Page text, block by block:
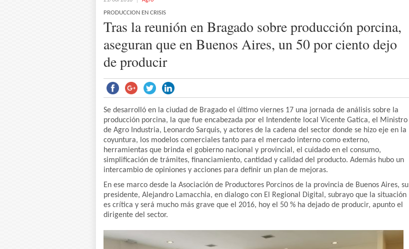
PRODUCCION EN CRISIS
Tras la reunión en Bragado sobre producción porcina,
aseguran que en Buenos Aires, un 50 por ciento dejo
de producir
Se desarrolló en la ciudad de Bragado el último viernes 17 una jornada de análisis sobre la
producción porcina, la que fue encabezada por el Intendente local Vicente Gatica, el Ministro
de Agro Industria, Leonardo Sarquis, y actores de la cadena del sector donde se hizo eje en la
coyuntura, los modelos comerciales tanto para el mercado interno como externo,
herramientas que brinda el gobierno nacional y provincial, el cuidado en el consumo,
simplificación de trámites, financiamiento, cantidad y calidad del producto. Además hubo un
intercambio de opiniones y acciones para definir un plan de mejoras.
En ese marco desde la Asociación de Productores Porcinos de la provincia de Buenos Aires, su
presidente, Alejandro Lamacchia, en dialogo con El Regional Digital, subrayo que la situación
es crítica y será mucho más grave que el 2016, hoy el 50 % ha dejado de producir, apunto el
dirigente del sector.